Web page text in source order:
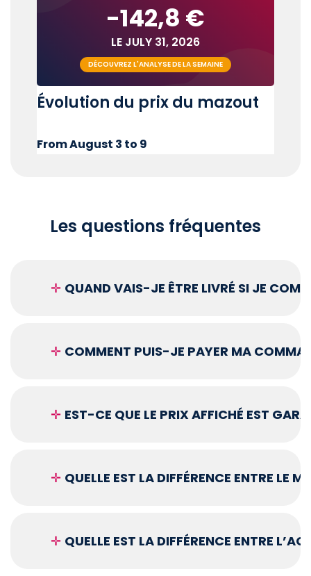
-142,8 €
LE JULY 31, 2026
DÉCOUVREZ L'ANALYSE DE LA SEMAINE
Évolution du prix du mazout
From August 3 to 9
Les questions fréquentes
✛ QUAND VAIS-JE ÊTRE LIVRÉ SI JE
✛ COMMENT PUIS-JE PAYER MA
✛ EST-CE QUE LE PRIX AFFICHÉ EST
✛ QUELLE EST LA DIFFÉRENCE ENTRE LE
✛ QUELLE EST LA DIFFÉRENCE ENTRE